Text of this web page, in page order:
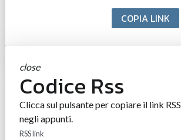
COPIA LINK
close
Codice Rss
Clicca sul pulsante per copiare il link RSS
negli appunti.
RSS link